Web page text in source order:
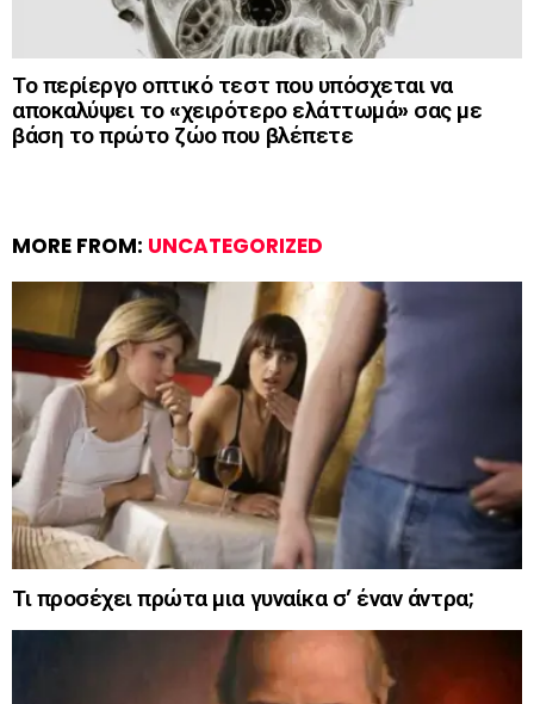
Το περίεργο οπτικό τεστ που υπόσχεται να
αποκαλύψει το «χειρότερο ελάττωμά» σας με
βάση το πρώτο ζώο που βλέπετε
MORE FROM: UNCATEGORIZED
Τι προσέχει πρώτα μια γυναίκα σ’ έναν άντρα;